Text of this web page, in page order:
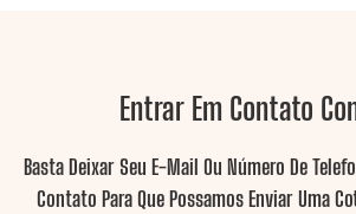
Entrar Em Contato
Basta Deixar Seu E-Mail Ou Número De
Contato Para Que Possamos Enviar Uma